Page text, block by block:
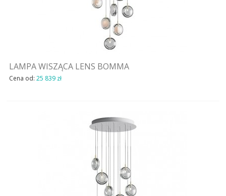
LAMPA WISZĄCA LENS BOMMA
Cena od: 25 839 zł